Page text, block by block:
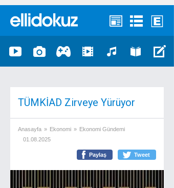
TÜMKİAD Zirveye Yürüyor
Anasayfa » Ekonomi » Ekonomi Gündemi
01.08.2025
Paylaş Tweet